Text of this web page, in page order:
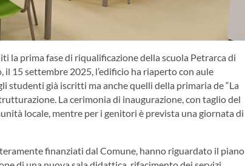
la prima fase di riqualificazione della scuola Petrarca di
il 15 settembre 2025, l’edificio ha riaperto con aule
studenti già iscritti ma anche quelli della primaria de “La
La cerimonia di inaugurazione, con taglio del
locale, mentre per i genitori è prevista una giornata di
finanziati dal Comune, hanno riguardato il piano